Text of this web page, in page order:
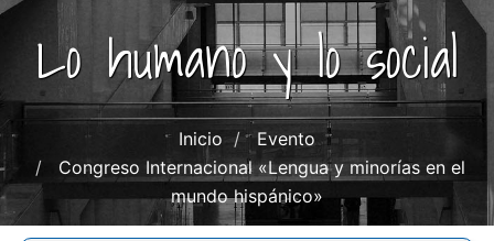
Lo humano y lo social
Inicio
Evento
Congreso Internacional «Lengua y minorías en el
mundo hispánico»